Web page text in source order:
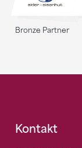
Bronze Partner
Kontakt